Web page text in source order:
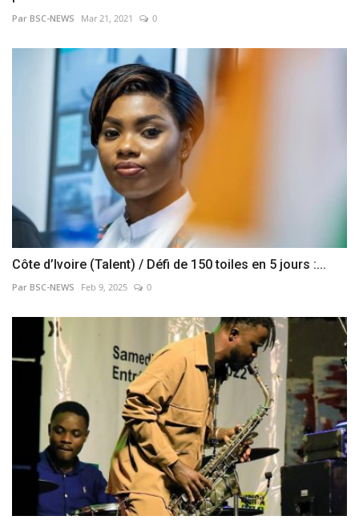
Par BSC-NEWS Mar 21, 2021 0
Côte d’Ivoire (Talent) / Défi de 150 toiles en 5 jours :...
Par BSC-NEWS Feb 9, 2025 0